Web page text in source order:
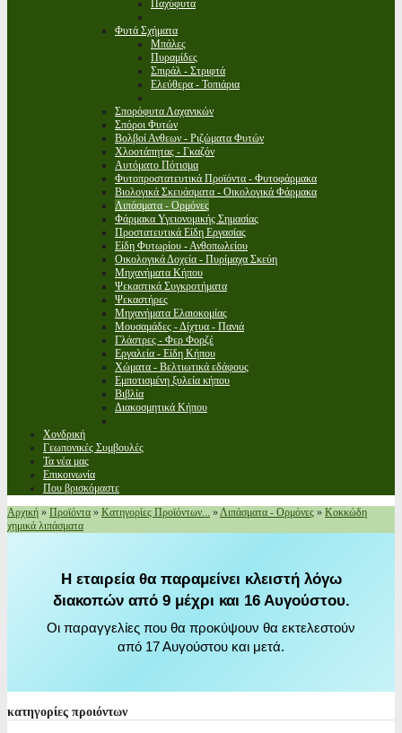
Παχύφυτα
Φυτά Σχήματα
Μπάλες
Πυραμίδες
Σπιράλ - Στριφτά
Ελεύθερα - Τοπιάρια
Σπορόφυτα Λαχανικών
Σπόροι Φυτών
Βολβοί Ανθεων - Ριζώματα Φυτών
Χλοοτάπητας - Γκαζόν
Αυτόματο Πότισμα
Φυτοπροστατευτικά Προϊόντα - Φυτοφάρμακα
Βιολογικά Σκευάσματα - Οικολογικά Φάρμακα
Λιπάσματα - Ορμόνες
Φάρμακα Υγειονομικής Σημασίας
Προστατευτικά Είδη Εργασίας
Είδη Φυτωρίου - Ανθοπωλείου
Οικολογικά Δοχεία - Πυρίμαχα Σκεύη
Μηχανήματα Κήπου
Ψεκαστικά Συγκροτήματα
Ψεκαστήρες
Μηχανήματα Ελαιοκομίας
Μουσαμάδες - Δίχτυα - Πανιά
Γλάστρες - Φερ Φορζέ
Εργαλεία - Είδη Κήπου
Χώματα - Βελτιωτικά εδάφους
Εμποτισμένη ξυλεία κήπου
Βιβλία
Διακοσμητικά Κήπου
Χονδρική
Γεωπονικές Συμβουλές
Τα νέα μας
Επικοινωνία
Που βρισκόμαστε
Αρχική » Προϊόντα » Κατηγορίες Προϊόντων... »Λιπάσματα - Ορμόνες » Κοκκώδη
χημικά λιπάσματα
Η εταιρεία θα παραμείνει κλειστή λόγω
διακοπών από 9 μέχρι και 16 Αυγούστου.
Οι παραγγελίες που θα προκύψουν θα εκτελεστούν
από 17 Αυγούστου και μετά.
κατηγορίες προιόντων